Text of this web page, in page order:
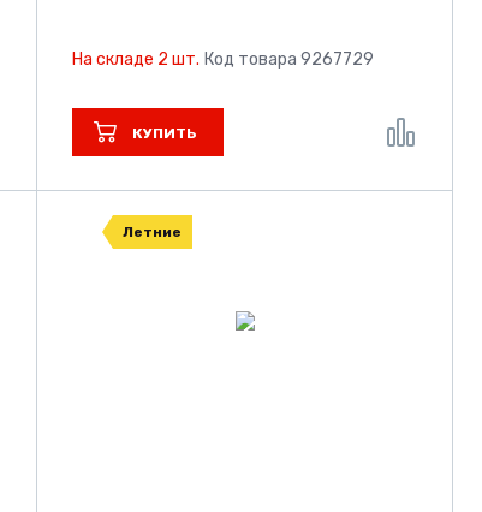
На складе 2 шт. Код товара 9267729
КУПИТЬ
Летние